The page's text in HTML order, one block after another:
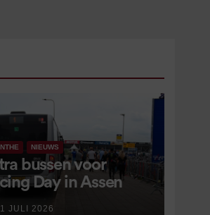
NIEUWS
bussen voor
Day in Assen
JULI 2026